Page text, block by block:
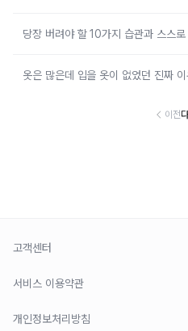
당장 버려야 할 10가지 습관과 스스로
옷은 많은데 입을 옷이 없었던 진짜 이
이전
고객센터
서비스 이용약관
개인정보처리방침